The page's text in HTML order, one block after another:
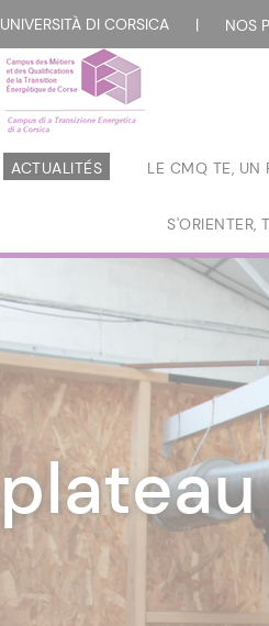
UNIVERSITÀ DI CORSICA | NOS
ACTUALITÉS LE CMQ TE, UN
S'ORIENTER,
Visite
de